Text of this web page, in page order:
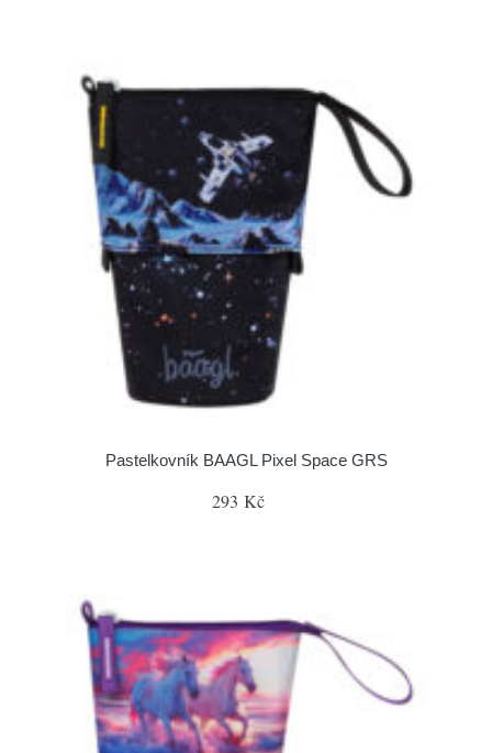
Pastelkovník BAAGL Pixel Space GRS
293 Kč